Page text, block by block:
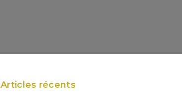
Articles récents